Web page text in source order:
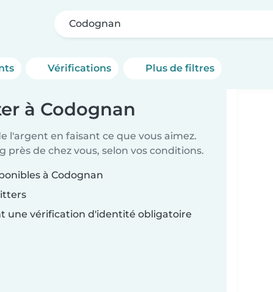
Codognan
Vérifications Plus de filtres
à Codognan
l'argent en faisant ce que vous aimez.
près de chez vous, selon vos conditions.
à Codognan
une vérification d'identité obligatoire